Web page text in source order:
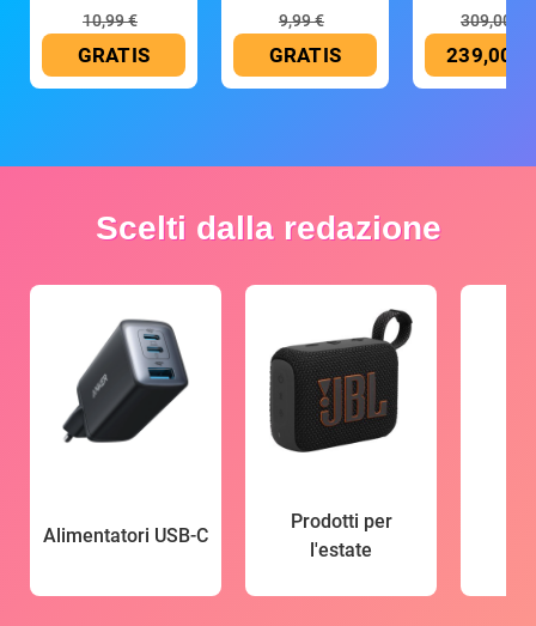
10,99 €
GRATIS
9,99 €
GRATIS
309,00 €
239,00 €
Scelti dalla redazione
Alimentatori USB-C
Prodotti per
l'estate